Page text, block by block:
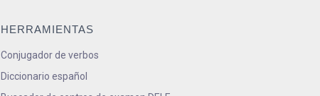
HERRAMIENTAS
Conjugador de verbos
Diccionario español